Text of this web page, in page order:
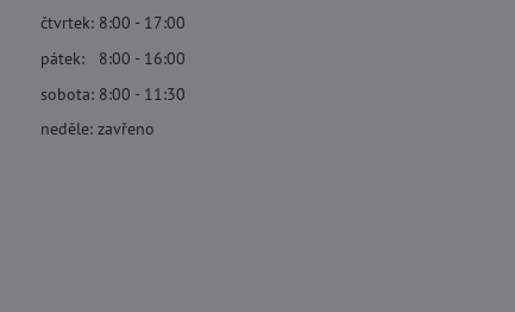
čtvrtek: 8:00 - 17:00
pátek: 8:00 - 16:00
sobota: 8:00 - 11:30
neděle: zavřeno